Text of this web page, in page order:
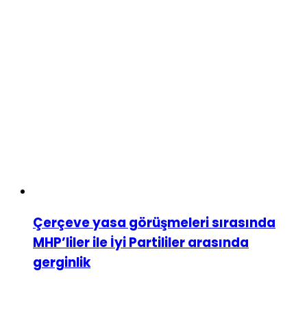
Çerçeve yasa görüşmeleri sırasında
MHP’liler ile İyi Partililer arasında
gerginlik